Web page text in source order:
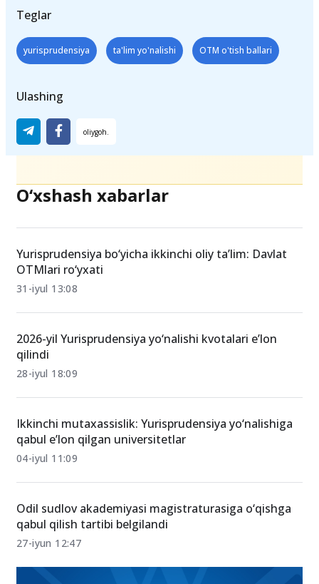
Teglar
yurisprudensiya
Ulashing
O‘xshash xabarlar
OTMlari ro‘yxati
31-iyul 13:08
qilindi
28-iyul 18:09
qabul e’lon qilgan universitetlar
04-iyul 11:09